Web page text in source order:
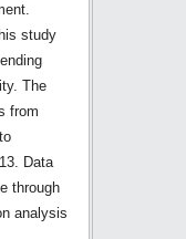
study
The
from
Data
through
analysis